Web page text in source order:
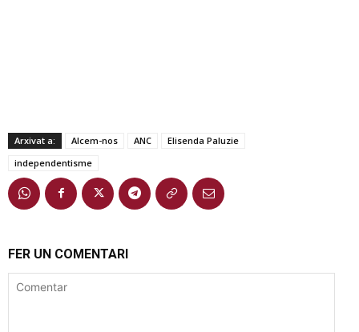
Arxivat a: Alcem-nos ANC
Elisenda Paluzie
independentisme
FER UN COMENTARI